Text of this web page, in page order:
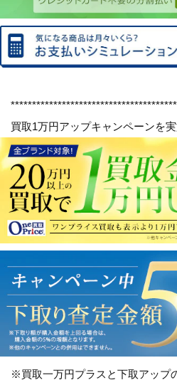
買取1万円アップキャンペーンを
※買取一万円プラスと下取アップ